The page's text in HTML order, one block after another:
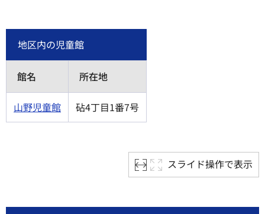
地区内の児童館
館名 所在地
山野児童館 砧4丁目1番7号
スライド操作で表示